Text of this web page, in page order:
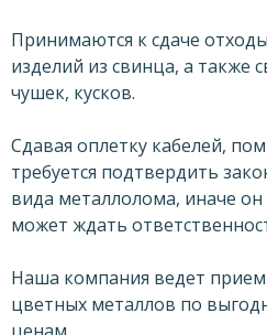
Принимаются к сдаче
изделий из свинца, а также
чушек, кусков.
Сдавая оплетку кабелей,
требуется подтвердить
вида металлолома, иначе он
может ждать
Наша компания ведет прием
цветных металлов по